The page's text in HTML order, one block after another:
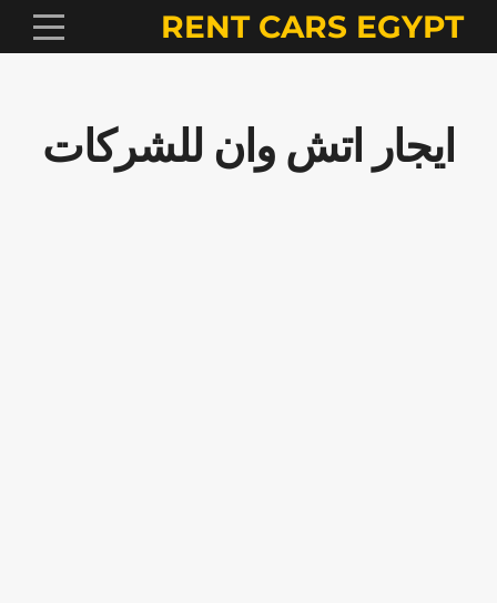
RENT CARS EGYPT
ايجار اتش وان للشركات